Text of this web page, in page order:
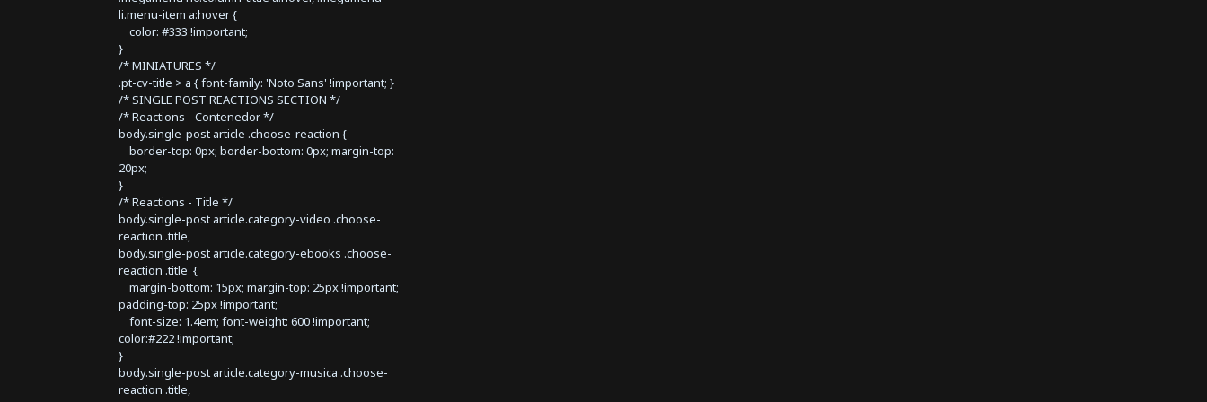
li.menu-item a:hover {
color: #333 !important;
}
/* MINIATURES */
.pt-cv-title > a { font-family: 'Noto Sans' !important; }
/* SINGLE POST REACTIONS SECTION */
/* Reactions - Contenedor */
body.single-post article .choose-reaction {
border-top: 0px; border-bottom: 0px; margin-top:
20px;
}
/* Reactions - Title */
body.single-post article.category-video .choose-
reaction .title,
body.single-post article.category-ebooks .choose-
reaction .title {
margin-bottom: 15px; margin-top: 25px !important;
padding-top: 25px !important;
font-size: 1.4em; font-weight: 600 !important;
color:#222 !important;
}
body.single-post article.category-musica .choose-
reaction .title,